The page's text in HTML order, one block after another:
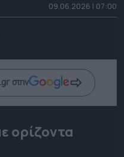
09.06.2026 | 07:00
στην
ορίζοντα